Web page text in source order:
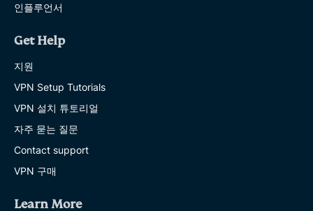
인플루언서
Get Help
지원
VPN Setup Tutorials
VPN 설치 튜토리얼
자주 묻는 질문
Contact support
VPN 구매
Learn More